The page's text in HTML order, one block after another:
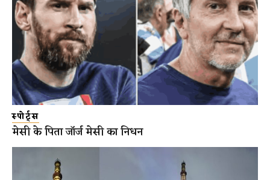
स्पोर्ट्स
मेसी के पिता जॉर्ज मेसी का निधन